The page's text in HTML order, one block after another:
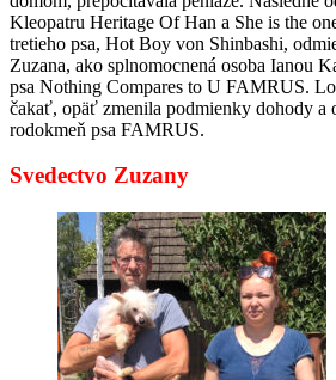
Kleopatru Heritage Of Han a She is the
tretieho psa, Hot Boy von Shinbashi,
Zuzana, ako splnomocnená osoba Ianou
psa Nothing Compares to U FAMRUS.
čakať, opäť zmenila podmienky dohody a
rodokmeň psa FAMRUS.
Svedectvo Zuzany